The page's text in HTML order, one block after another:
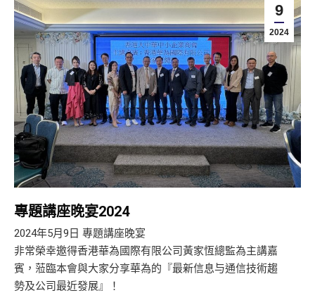
9
2024
專題講座晚宴2024
2024年5月9日 專題講座晚宴
非常榮幸邀得香港華為國際有限公司黃家恆總監為主講嘉
賓，蒞臨本會與大家分享華為的『最新信息与通信技術趨
勢及公司最近發展』！